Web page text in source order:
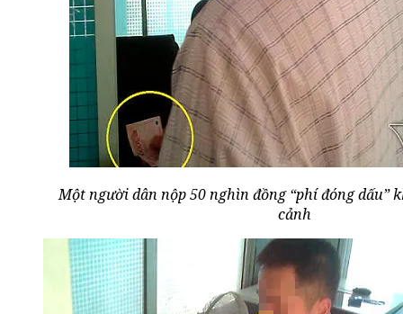
Một người dân nộp 50 nghìn đồng “phí đóng dấu”
cảnh